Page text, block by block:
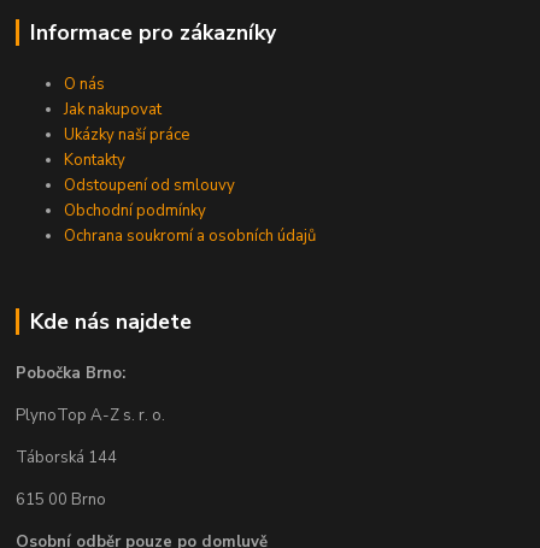
Informace pro zákazníky
O nás
Jak nakupovat
Ukázky naší práce
Kontakty
Odstoupení od smlouvy
Obchodní podmínky
Ochrana soukromí a osobních údajů
Kde nás najdete
Pobočka Brno:
PlynoTop A-Z s. r. o.
Táborská 144
615 00 Brno
Osobní odběr pouze po domluvě